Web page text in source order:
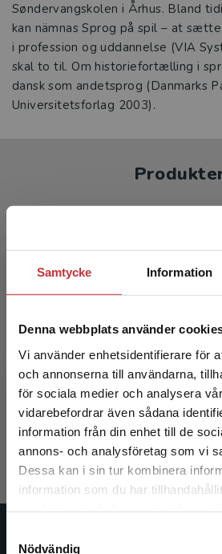
Samtycke Information
Denna webbplats använder
Vi använder enhetsidentifierare för
och annonserna till användarna,
för sociala medier och analysera
vidarebefordrar även sådana
information från din enhet till de
annons- och analysföretag som vi
Dessa kan i sin tur kombinera
information som du har
Nödvändig
Begränsad
Det verkar som att du besöker
studentlitteratur.se via en
Vi erbjuder inte leveranser
Søndervangskolen i Århus. Bland
kan nämnas Sprog på spil – at
i profession og uddannelse (VIA
skal to til. Om historie­fortælling i
dansk som andetsprog (Danmarks
Universitetsforlag 2003).
Litteracitet och
Laursen, Helle Pia (red.)
361 kr inkl. moms
Exkl. moms: 341 kr
Studentlitteratur